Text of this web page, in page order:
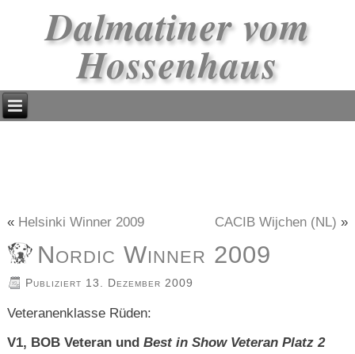
Dalmatiner vom
Hossenhaus
« Helsinki Winner 2009 CACIB Wijchen (NL) »
Nordic Winner 2009
Publiziert 13. Dezember 2009
Veteranenklasse Rüden:
V1, BOB Veteran undBest in Show Veteran Platz 2